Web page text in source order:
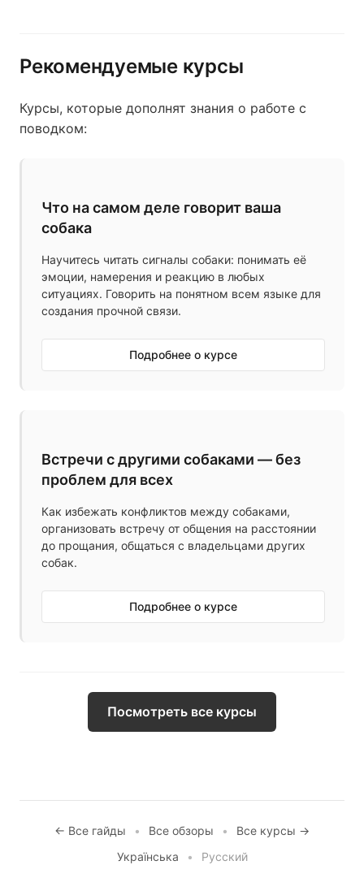
Рекомендуемые курсы
Курсы, которые дополнят знания о работе с
поводком:
Что на самом деле говорит ваша
собака
Научитесь читать сигналы собаки: понимать её
эмоции, намерения и реакцию в любых
ситуациях. Говорить на понятном всем языке для
создания прочной связи.
Подробнее о курсе
Встречи с другими собаками — без
проблем для всех
Как избежать конфликтов между собаками,
организовать встречу от общения на расстоянии
до прощания, общаться с владельцами других
собак.
Подробнее о курсе
Посмотреть все курсы
← Все гайды • Все обзоры •
Все курсы →
Українська
• Русский